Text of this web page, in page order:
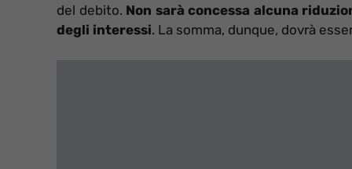
del debito. Non sarà concessa alcuna
degli interessi. La somma, dunque, dovrà